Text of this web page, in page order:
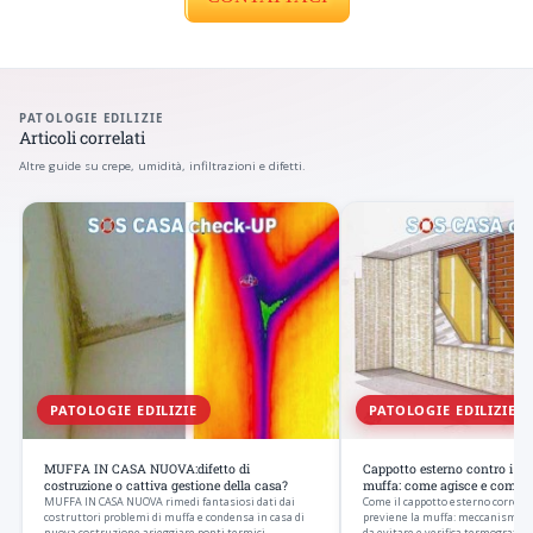
PATOLOGIE EDILIZIE
Articoli correlati
Altre guide su crepe, umidità, infiltrazioni e difetti.
PATOLOGIE EDILIZIE
MUFFA IN CASA NUOVA:difetto di
costruzione o cattiva gestione della casa?
MUFFA IN CASA NUOVA rimedi fantasiosi dati dai
costruttori problemi di muffa e condensa in casa di
PATOLOGIE EDILIZIE
Cappotto esterno contro i
muffa: come agisce e come
Come il cappotto esterno
previene la muffa: meccanismo